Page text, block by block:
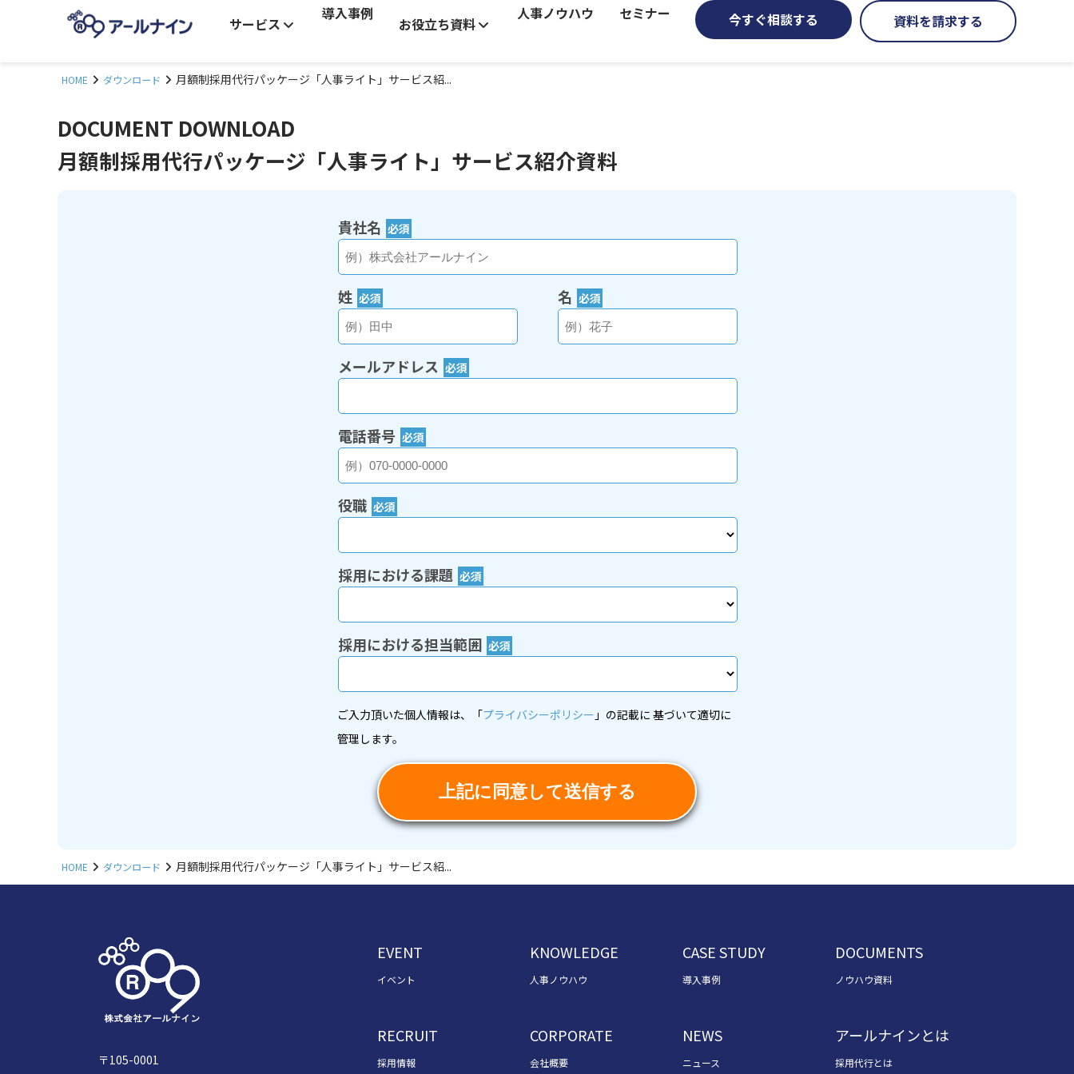
サービス
導入事例
お役立ち資料
人事ノウハウ セミナー 今すぐ相談する 資料を請求する
HOME ダウンロード 月額制採用代行パッケージ「人事ライト」サービス紹...
DOCUMENT DOWNLOAD
月額制採用代行パッケージ「人事ライト」サービス紹介資料
HOME ダウンロード 月額制採用代行パッケージ「人事ライト」サービス紹...
〒105-0001
EVENT
イベント
KNOWLEDGE
人事ノウハウ
CASE STUDY
導入事例
DOCUMENTS
ノウハウ資料
RECRUIT
採用情報
CORPORATE
会社概要
NEWS
ニュース
アールナインとは
採用代行とは